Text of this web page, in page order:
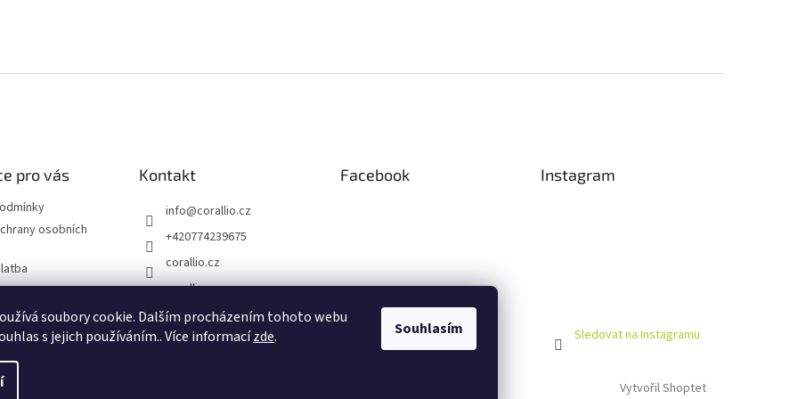
soubory cookie. Dalším procházením tohoto webu
s jejich používáním.. Více informacízde. Souhlasím
pro vás
osobních
Kontakt
info@corallio.cz
+420774239675
corallio.cz
corallio.cz
Facebook Instagram
Sledovat na Instagramu
Vytvořil Shoptet
nastavení cookies